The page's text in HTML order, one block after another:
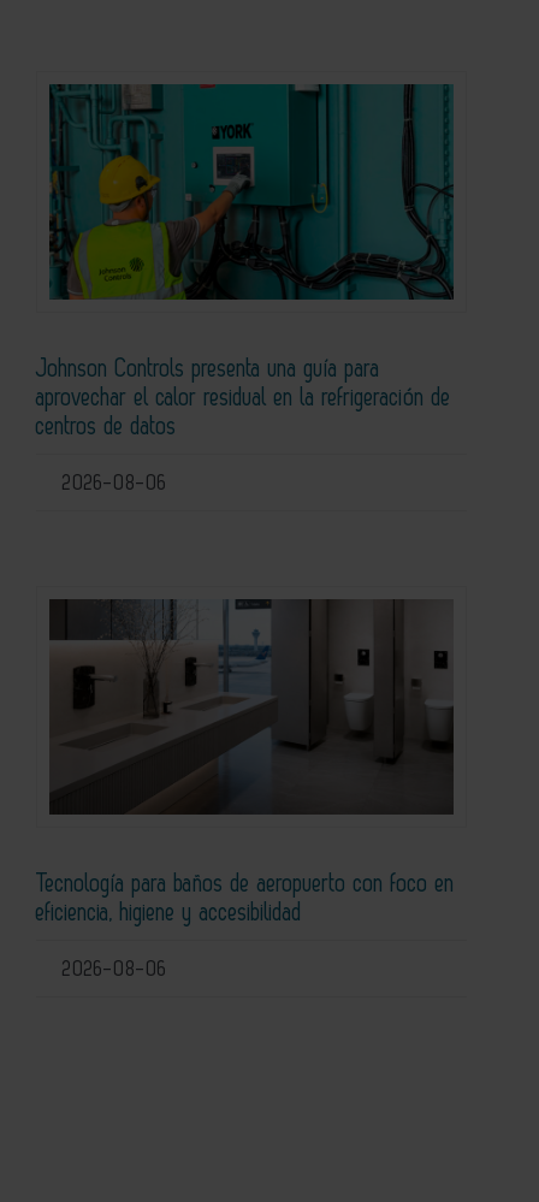
Johnson Controls presenta una guía para
aprovechar el calor residual en la refrigeración de
centros de datos
2026-08-06
Tecnología para baños de aeropuerto con foco en
eficiencia, higiene y accesibilidad
2026-08-06